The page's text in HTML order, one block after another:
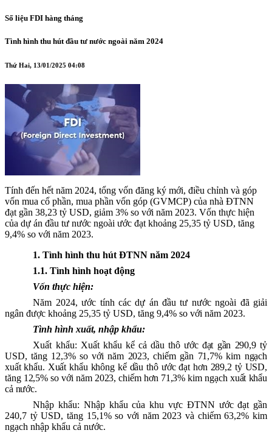
Số liệu FDI hàng tháng
Tình hình thu hút đầu tư nước ngoài năm 2024
Thứ Hai, 13/01/2025 04:08
Tính đến hết năm 2024, tổng vốn đăng ký mới, điều chỉnh và góp
vốn mua cổ phần, mua phần vốn góp (GVMCP) của nhà ĐTNN
đạt gần 38,23 tỷ USD, giảm 3% so với năm 2023. Vốn thực hiện
của dự án đầu tư nước ngoài ước đạt khoảng 25,35 tỷ USD, tăng
9,4% so với năm 2023.
1. Tình hình thu hút ĐTNNnăm 2024
1.1. Tình hình hoạt động
Vốn thực hiện:
Năm 2024, ước tính các dự án đầu tư nước ngoài đã giải
ngân được khoảng 25,35 tỷ USD, tăng 9,4% so với năm 2023.
Tình hình xuất, nhập khẩu:
Xuất khẩu: Xuất khẩu kể cả dầu thô ước đạt gần 290,9tỷ
USD,tăng 12,3% sovới năm 2023, chiếm gần 71,7% kim ngạch
xuất khẩu. Xuất khẩu không kể dầu thôướcđạt hơn 289,2 tỷ USD,
tăng 12,5% so vớinăm 2023, chiếmhơn 71,3% kim ngạch xuất khẩu
cả nước.
Nhập khẩu: Nhập khẩu của khu vực ĐTNN ướcđạt gần
240,7 tỷ USD,tăng 15,1% so với năm 2023 và chiếm63,2% kim
ngạch nhập khẩu cả nước.